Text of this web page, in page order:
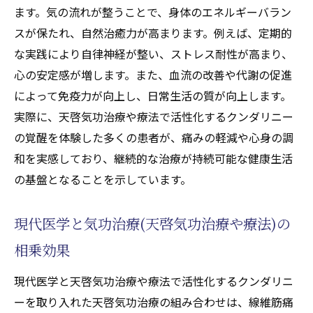
ます。気の流れが整うことで、身体のエネルギーバラン
スが保たれ、自然治癒力が高まります。例えば、定期的
な実践により自律神経が整い、ストレス耐性が高まり、
心の安定感が増します。また、血流の改善や代謝の促進
によって免疫力が向上し、日常生活の質が向上します。
実際に、天啓気功治療や療法で活性化するクンダリニー
の覚醒を体験した多くの患者が、痛みの軽減や心身の調
和を実感しており、継続的な治療が持続可能な健康生活
の基盤となることを示しています。
現代医学と気功治療(天啓気功治療や療法)の
相乗効果
現代医学と天啓気功治療や療法で活性化するクンダリニ
ーを取り入れた天啓気功治療の組み合わせは、線維筋痛